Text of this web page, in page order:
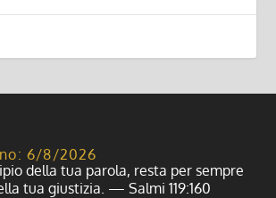
6/8/2026
della tua parola, resta per sempre
tua giustizia. — Salmi 119:160